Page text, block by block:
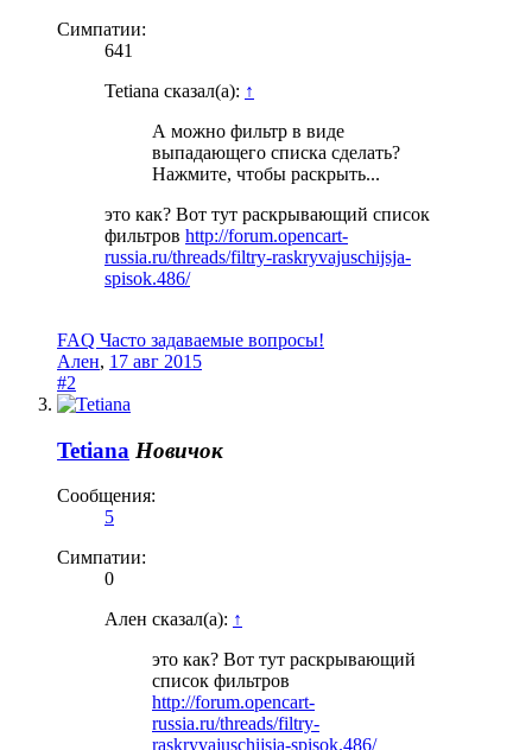
Симпатии:
641
Tetiana сказал(а): ↑
А можно фильтр в виде
выпадающего списка сделать?
Нажмите, чтобы раскрыть...
это как? Вот тут раскрывающий список
фильтров http://forum.opencart-
russia.ru/threads/filtry-raskryvajuschijsja-
spisok.486/
FAQ Часто задаваемые вопросы!
Ален, 17 авг 2015
#2
Tetiana Новичок
Сообщения:
5
Симпатии:
0
Ален сказал(а): ↑
это как? Вот тут раскрывающий
список фильтров
http://forum.opencart-
russia.ru/threads/filtry-
raskryvajuschijsja-spisok.486/